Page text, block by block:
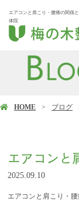
エアコンと肩こり・腰痛の関係
体院
HOME ブログ
エアコンと
2025.09.10
エアコンと肩こり・